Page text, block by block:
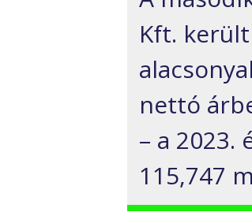
Kft.
nettó
– a 2023.
115,747